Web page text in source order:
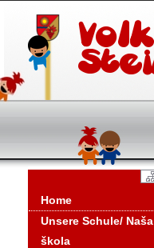
Home
Unsere Schule/ Naša
škola